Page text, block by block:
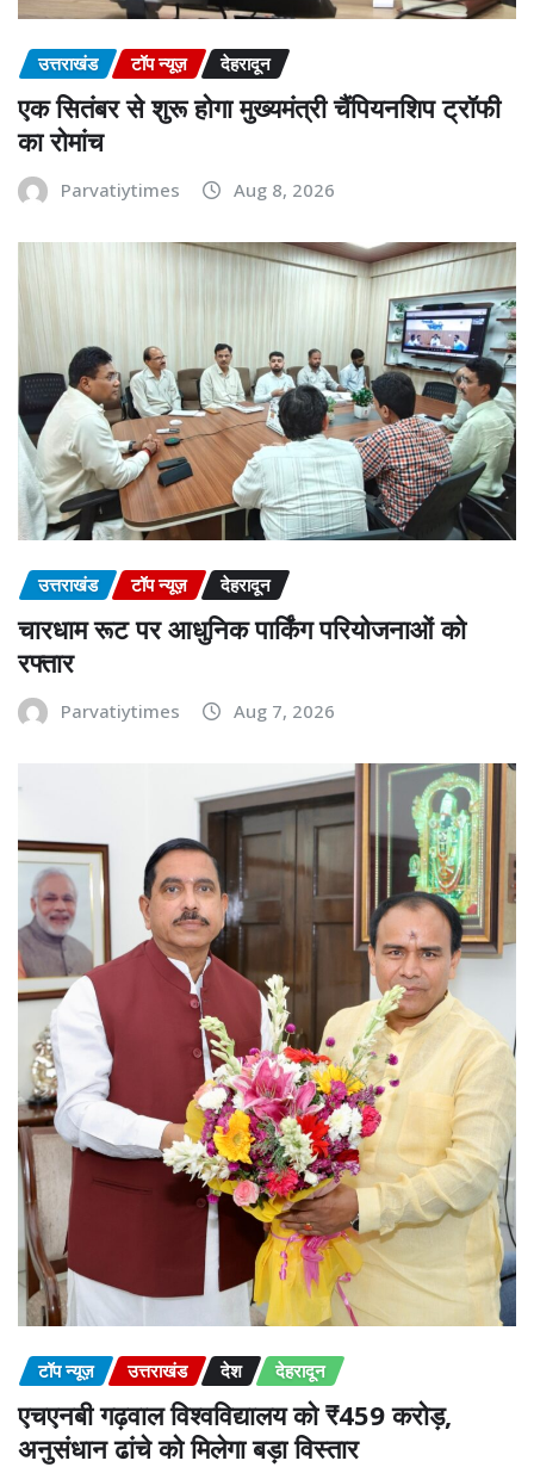
उत्तराखंड टॉप न्यूज़ देहरादून
एक सितंबर से शुरू होगा मुख्यमंत्री चैंपियनशिप ट्रॉफी
का रोमांच
Parvatiytimes Aug 8, 2026
उत्तराखंड टॉप न्यूज़ देहरादून
चारधाम रूट पर आधुनिक पार्किंग परियोजनाओं को
रफ्तार
Parvatiytimes Aug 7, 2026
टॉप न्यूज़ उत्तराखंड देश देहरादून
एचएनबी गढ़वाल विश्वविद्यालय को ₹459 करोड़,
अनुसंधान ढांचे को मिलेगा बड़ा विस्तार